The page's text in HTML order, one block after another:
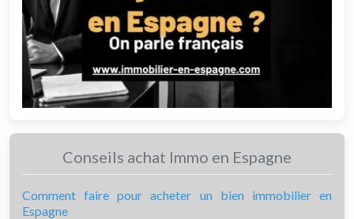
Conseils achat Immo en Espagne
Comment faire pour acheter un bien immobilier en
Espagne